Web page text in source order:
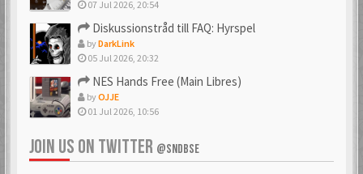
07 Jul 2026, 20:54
Diskussionstråd till FAQ: Hyrspel
byDarkLink
05 Jul 2026, 20:32
NES Hands Free (Main Libres)
byOJJE
01 Jul 2026, 10:56
JOIN US ON TWITTER @SNDBSE